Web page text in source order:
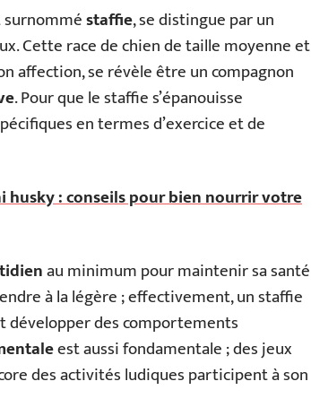
staffie, se distingue par un
Cette race de chien de taille moyenne et
affection, se révèle être un compagnon
. Pour que le staffie s’épanouisse
en termes d’exercice et de
: conseils pour bien nourrir votre
au minimum pour maintenir sa santé
à la légère ; effectivement, un staffie
développer des comportements
est aussi fondamentale ; des jeux
des activités ludiques participent à son